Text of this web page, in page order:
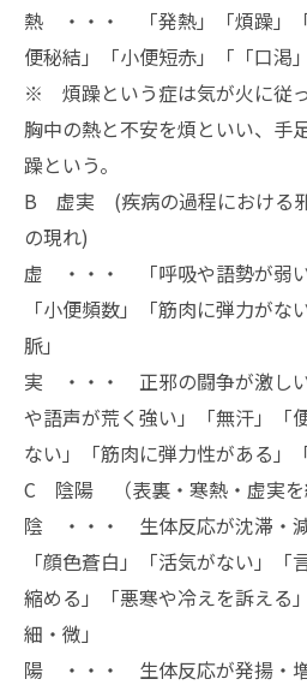
熱 ・・・ 「発熱」「煩躁」
便秘結」「小便短赤」「「口渇
※ 煩躁という症は気が火に従っ
胸中の熱と不安を煩といい、手
躁という。
B 虚実 (疾病の過程における
の現れ)
虚 ・・・ 「呼吸や語勢が弱い
「小便頻数」「筋肉に弾力
脈」
実 ・・・ 正邪の闘争が
や語声が荒く強い」「無汗」「
ない」「筋肉に弾力性がある」
C 陰陽 （表裏・寒熱・虚実を
陰 ・・・ 生体反応が沈滞
「顔色蒼白」「活気がない」「
縮める」「悪寒や冷えを訴える
細・微」
陽 ・・・ 生体反応が発揚